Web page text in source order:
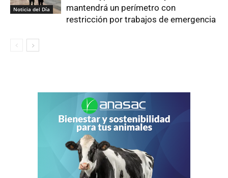
Noticia del Día
mantendrá un perímetro con
restricción por trabajos de emergencia